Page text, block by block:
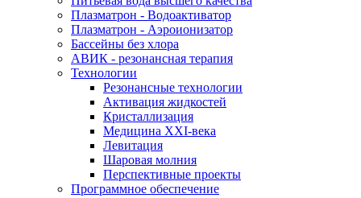
Плазматрон - Водоактиватор
Плазматрон - Аэроионизатор
Бассейны без хлора
АВИК - резонансная терапия
Технологии
Резонансные технологии
Активация жидкостей
Кристаллизация
Медицина XXI-века
Левитация
Шаровая молния
Перспективные проекты
Программное обеспечение